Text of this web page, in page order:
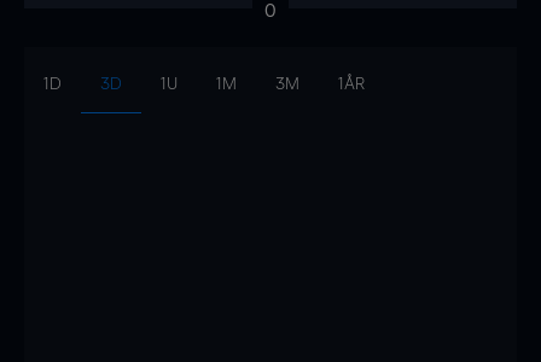
0
1D 3D 1U 1M 3M 1ÅR